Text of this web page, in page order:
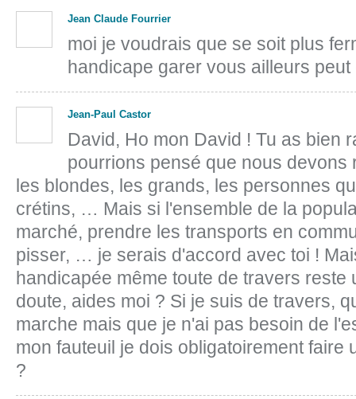
Jean Claude Fourrier
moi je voudrais que se soit plus
handicape garer vous ailleurs
Jean-Paul Castor
David, Ho mon David ! Tu as bien
pourrions pensé que nous
les blondes, les grands, les personnes
crétins, … Mais si l'ensemble de la
marché, prendre les transports en
pisser, … je serais d'accord avec toi !
handicapée même toute de travers reste
doute, aides moi ? Si je suis de travers,
marche mais que je n'ai pas besoin de
mon fauteuil je dois obligatoirement faire
?